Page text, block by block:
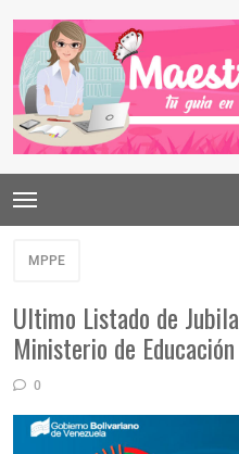
MPPE
Ultimo Listado de
Ministerio de Educación
0